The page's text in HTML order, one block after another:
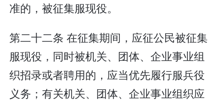
准的，被征集服现役。
第二十二条 在征集期间，应征公民被征集
服现役，同时被机关、团体、企业事业组
织招录或者聘用的，应当优先履行服兵役
义务；有关机关、团体、企业事业组织应